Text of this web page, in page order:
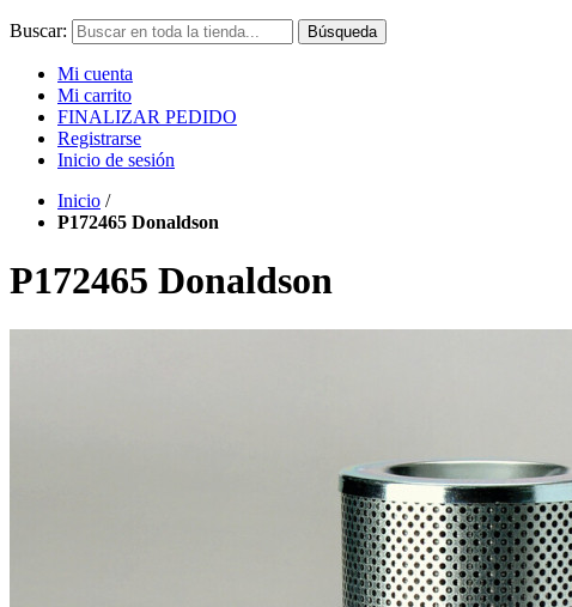
Buscar: Búsqueda
Mi cuenta
Mi carrito
FINALIZAR PEDIDO
Registrarse
Inicio de sesión
Inicio /
P172465 Donaldson
P172465 Donaldson